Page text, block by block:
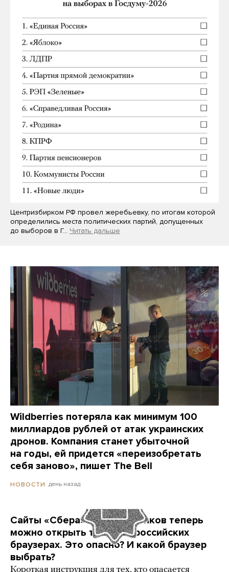
Центризбирком РФ провел жеребьевку, по итогам которой
определились места политических партий, допущенных
до выборов в Г… Читать дальше
Wildberries потеряла как минимум 100
миллиардов рублей от атак украинских
дронов. Компания станет убыточной
на годы, ей придется «переизобретать
себя заново», пишет The Bell
НОВОСТИ день назад
Сайты «Сбера» и других банков теперь
можно открыть только в российских
браузерах. Это опасно? И какой браузер
выбрать?
Короткая инструкция для тех, кто опасается